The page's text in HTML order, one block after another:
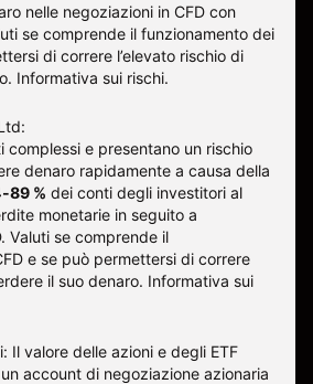
nelle negoziazioni in CFD con
se comprende il funzionamento dei
di correre l’elevato rischio di
Informativa sui rischi.
complessi e presentano un rischio
denaro rapidamente a causa della
89 % dei conti degli investitori al
monetarie in seguito a
Valuti se comprende il
e se può permettersi di correre
il suo denaro. Informativa sui
Il valore delle azioni e degli ETF
account di negoziazione azionaria